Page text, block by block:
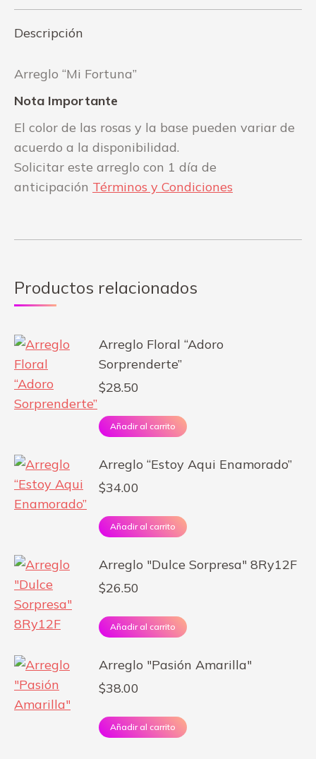
Descripción
Arreglo “Mi Fortuna”
Nota Importante
El color de las rosas y la base pueden variar de
acuerdo a la disponibilidad.
Solicitar este arreglo con 1 día de
anticipación Términos y Condiciones
Productos relacionados
Arreglo Floral “Adoro
Sorprenderte”
$28.50
Añadir al carrito
Arreglo “Estoy Aqui Enamorado”
$34.00
Añadir al carrito
Arreglo "Dulce Sorpresa" 8Ry12F
$26.50
Añadir al carrito
Arreglo "Pasión Amarilla"
$38.00
Añadir al carrito